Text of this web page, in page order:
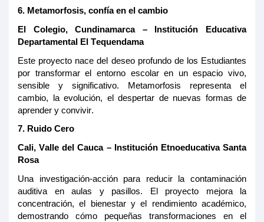
6. Metamorfosis, confía en el cambio
El Colegio, Cundinamarca – Institución Educativa
Departamental El Tequendama
Este proyecto nace del deseo profundo de los Estudiantes
por transformar el entorno escolar en un espacio vivo,
sensible y significativo. Metamorfosis representa el
cambio, la evolución, el despertar de nuevas formas de
aprender y convivir.
7. Ruido Cero
Cali, Valle del Cauca – Institución EtnoeducativaSanta
Rosa
Una investigación-acción para reducir la contaminación
auditiva en aulas y pasillos. El proyecto mejora la
concentración, el bienestar y el rendimiento académico,
demostrando cómo pequeñas transformaciones en el